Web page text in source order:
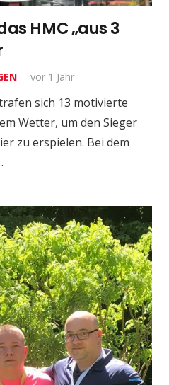
HMC „aus 3
vor 1 Jahr
sich 13 motivierte
Wetter, um den Sieger
zu erspielen. Bei dem